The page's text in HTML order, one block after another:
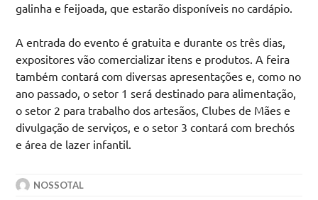
galinha e feijoada, que estarão disponíveis no cardápio.
A entrada do evento é gratuita e durante os três dias,
expositores vão comercializar itens e produtos. A feira
também contará com diversas apresentações e, como no
ano passado, o setor 1 será destinado para alimentação,
o setor 2 para trabalho dos artesãos, Clubes de Mães e
divulgação de serviços, e o setor 3 contará com brechós
e área de lazer infantil.
NOSSOTAL